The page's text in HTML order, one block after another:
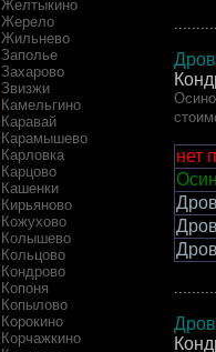
Желтыкино
Жерело
Жильнево
Заполье
Захарово
Звизжи
Камельгино
Каравай
Карамышево
Карловка
Карцово
Кашенки
Кирьяново
Кожухово
Колышево
Кольцово
Кондрово
Копоня
Копылово
Корокино
Корчажкино
нет